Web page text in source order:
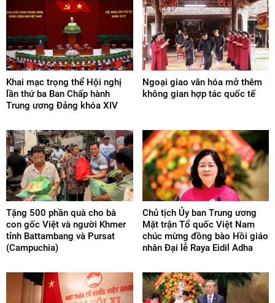
Khai mạc trọng thể Hội nghị
lần thứ ba Ban Chấp hành
Trung ương Đảng khóa XIV
Ngoại giao văn hóa mở thêm
không gian hợp tác quốc tế
Tặng 500 phần quà cho bà
con gốc Việt và người Khmer
tỉnh Battambang và Pursat
(Campuchia)
Chủ tịch Ủy ban Trung ương
Mặt trận Tổ quốc Việt Nam
chúc mừng đồng bào Hồi giáo
nhân Đại lễ Raya Eidil Adha